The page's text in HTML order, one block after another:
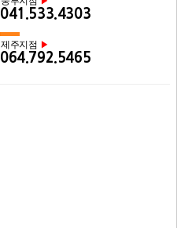
041.533.4303
제주지점 ▶
064.792.5465